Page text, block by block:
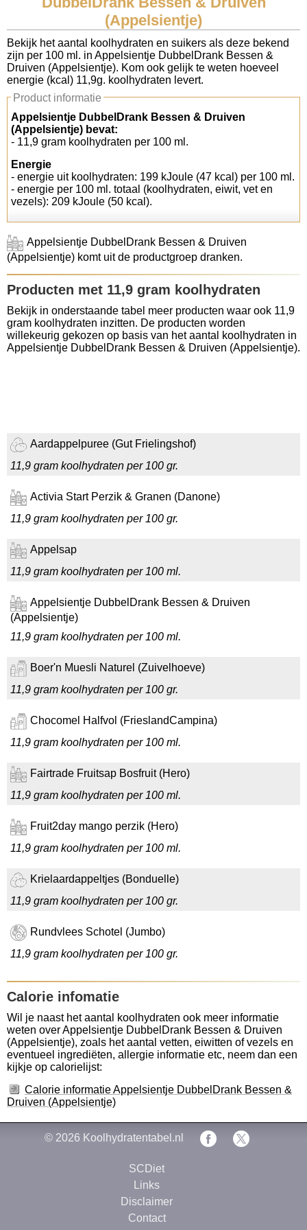
Koolhydraten tellen
Links
(Appelsientje)
Bekijk het aantal koolhydraten en suikers als deze bekend
zijn per 100 ml. in Appelsientje DubbelDrank Bessen &
Druiven (Appelsientje). Kom ook gelijk te weten hoeveel
energie (kcal) 11,9g. koolhydraten levert.
Product informatie
Appelsientje DubbelDrank Bessen & Druiven
(Appelsientje) bevat:
- 11,9 gram koolhydraten per 100 ml.
Energie
- energie uit koolhydraten: 199 kJoule (47 kcal) per 100 ml.
- energie per 100 ml. totaal (koolhydraten, eiwit, vet en
vezels): 209 kJoule (50 kcal).
Appelsientje DubbelDrank Bessen & Druiven
(Appelsientje) komt uit de productgroep dranken.
Producten met 11,9 gram koolhydraten
Bekijk in onderstaande tabel meer producten waar ook 11,9
gram koolhydraten inzitten. De producten worden
willekeurig gekozen op basis van het aantal koolhydraten in
Appelsientje DubbelDrank Bessen & Druiven (Appelsientje).
Aardappelpuree (Gut Frielingshof)
11,9 gram koolhydraten per 100 gr.
Activia Start Perzik & Granen (Danone)
11,9 gram koolhydraten per 100 gr.
Appelsap
11,9 gram koolhydraten per 100 ml.
Appelsientje DubbelDrank Bessen & Druiven
(Appelsientje)
11,9 gram koolhydraten per 100 ml.
Boer'n Muesli Naturel (Zuivelhoeve)
11,9 gram koolhydraten per 100 gr.
Chocomel Halfvol (FrieslandCampina)
11,9 gram koolhydraten per 100 ml.
Fairtrade Fruitsap Bosfruit (Hero)
11,9 gram koolhydraten per 100 ml.
Fruit2day mango perzik (Hero)
11,9 gram koolhydraten per 100 ml.
Krielaardappeltjes (Bonduelle)
11,9 gram koolhydraten per 100 gr.
Rundvlees Schotel (Jumbo)
11,9 gram koolhydraten per 100 gr.
Calorie infomatie
Wil je naast het aantal koolhydraten ook meer informatie
weten over Appelsientje DubbelDrank Bessen & Druiven
(Appelsientje), zoals het aantal vetten, eiwitten of vezels en
eventueel ingrediëten, allergie informatie etc, neem dan een
kijkje op calorielijst:
Calorie informatie Appelsientje DubbelDrank Bessen &
Druiven (Appelsientje)
© 2026 Koolhydratentabel.nl
SCDiet
Links
Disclaimer
Contact